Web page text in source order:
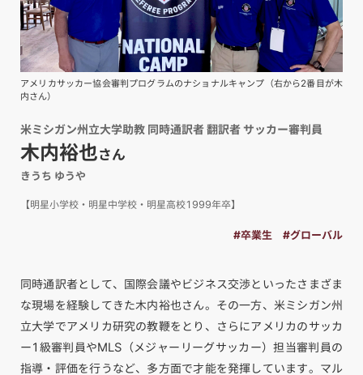
アメリカサッカー協会審判プログラムのナショナルキャンプ（右から2番目が木
内さん）
米ミシガン州立大学助教 同時通訳者 翻訳者 サッカー審判員
木内裕也さん
きうち ゆうや
【明星小学校・明星中学校・明星高校1999年卒】
#卒業生 #グローバル
同時通訳者として、国際会議やビジネス交渉といったさまざま
な現場を経験してきた木内裕也さん。その一方、米ミシガン州
立大学でアメリカ研究の教鞭をとり、さらにアメリカのサッカ
ー1級審判員やMLS（メジャーリーグサッカー）担当審判員の
指導・評価を行うなど、多方面で才能を発揮しています。マル